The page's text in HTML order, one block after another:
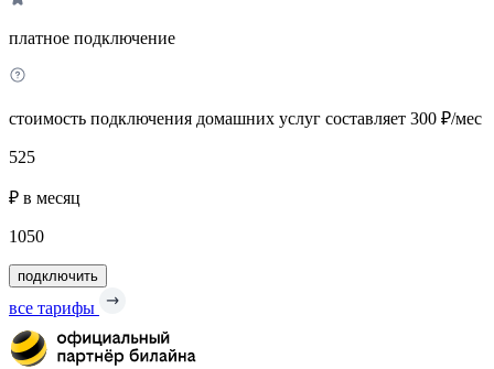
платное подключение
стоимость подключения домашних услуг составляет 300 ₽/мес
525
₽ в месяц
1050
подключить
все тарифы